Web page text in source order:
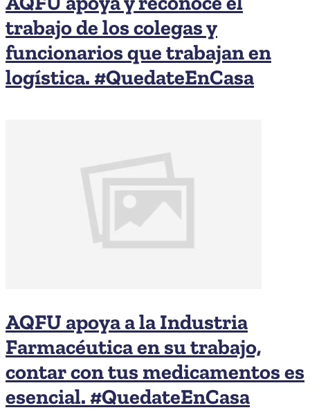
trabajo de los colegas y
funcionarios que trabajan en
logística. #QuedateEnCasa
AQFU apoya a la Industria
Farmacéutica en su trabajo,
contar con tus medicamentos es
esencial. #QuedateEnCasa